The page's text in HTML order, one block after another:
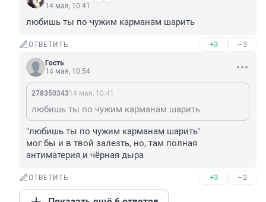
14 мая, 10:41
любишь ты по чужим карманам шарить
ОТВЕТИТЬ +3 –3
Гость
14 мая, 10:54
27835034314 мая, 10:41
любишь ты по чужим карманам шарить
"любишь ты по чужим карманам шарить"
мог бы и в твой залезть, но, там полная
антиматерия и чёрная дыра
ОТВЕТИТЬ +3 –2